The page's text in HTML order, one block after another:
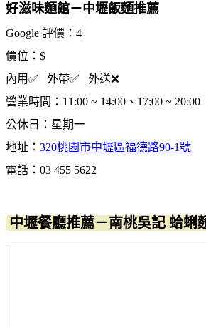
好滋味麵館－中壢飯麵推薦
Google 評價：4
價位：$
內用✅ 外帶✅ 外送❌
營業時間：11:00 ~ 14:00、17:00 ~ 20:00
公休日：星期一
地址： 320桃園市中壢區福德路90-1號
電話：03 455 5622
中壢餐廳推薦－南桃吳記 蛤蜊